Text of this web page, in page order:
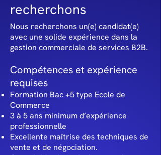
recherchons
Nous recherchons un(e) candidat(e)
avec une solide expérience dans la
gestion commerciale de services B2B.
Compétences et expérience
requises
Formation Bac +5 type Ecole de
Commerce
3 à 5 ans minimum d’expérience
professionnelle
Excellente maîtrise des techniques de
vente et de négociation.